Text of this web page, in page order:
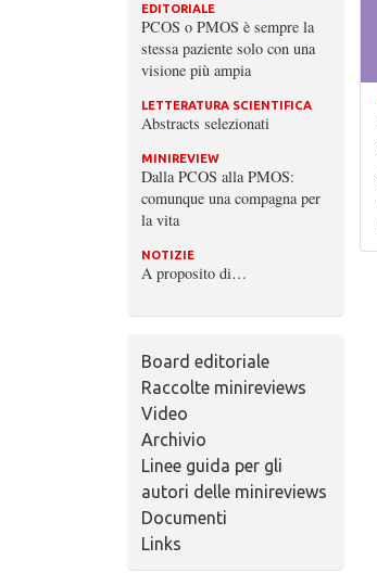
EDITORIALE
PCOS o PMOS è sempre la
stessa paziente solo con una
visione più ampia
LETTERATURA SCIENTIFICA
Abstracts selezionati
MINIREVIEW
Dalla PCOS alla PMOS:
comunque una compagna per
la vita
NOTIZIE
A proposito di…
Board editoriale
Raccolte minireviews
Video
Archivio
Linee guida per gli
autori delle minireviews
Documenti
Links